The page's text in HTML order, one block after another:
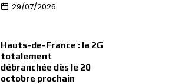
29/07/2026
Hauts-de-France : la 2G
totalement
débranchée dès le 20
octobre prochain